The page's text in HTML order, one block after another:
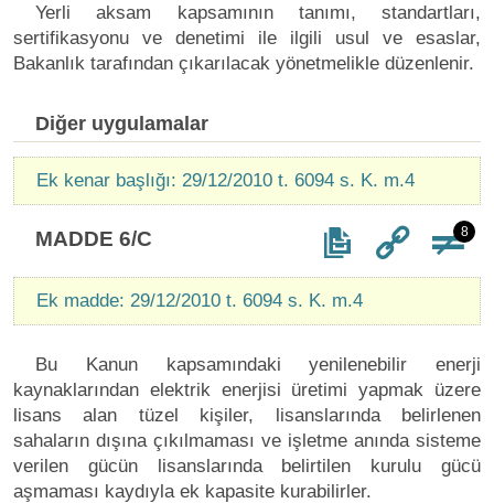
Yerli aksam kapsamının tanımı, standartları,
sertifikasyonu ve denetimi ile ilgili usul ve esaslar,
Bakanlık tarafından çıkarılacak yönetmelikle düzenlenir.
Diğer uygulamalar
Ek kenar başlığı: 29/12/2010 t. 6094 s. K. m.4
MADDE 6/C 8
Ek madde: 29/12/2010 t. 6094 s. K. m.4
Bu Kanun kapsamındaki yenilenebilir enerji
kaynaklarından elektrik enerjisi üretimi yapmak üzere
lisans alan tüzel kişiler, lisanslarında belirlenen
sahaların dışına çıkılmaması ve işletme anında sisteme
verilen gücün lisanslarında belirtilen kurulu gücü
aşmaması kaydıyla ek kapasite kurabilirler.